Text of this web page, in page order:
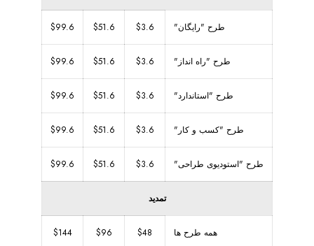
طرح "رایگان" $3.6
$51.6
$99.6
طرح "راه انداز" $3.6
$51.6
$99.6
طرح "استاندارد" $3.6
$51.6
$99.6
طرح "کسب و کار" $3.6
$51.6
$99.6
طرح "استودیوی طراحی" $3.6
$51.6
$99.6
تمدید
همه طرح ها $48
$96
$144